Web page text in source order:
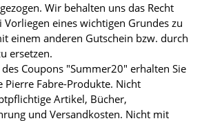
Wir behalten uns das Recht
eines wichtigen Grundes zu
einem anderen Gutschein bzw. durch
ersetzen.
Coupons "Summer20" erhalten Sie
Pierre Fabre-Produkte. Nicht
Artikel, Bücher,
und Versandkosten. Nicht mit